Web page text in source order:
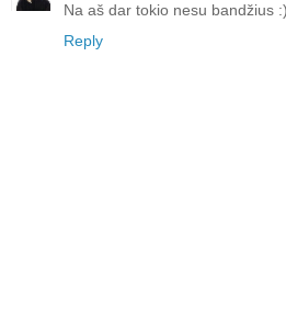
Na aš dar tokio nesu bandžius :)
Reply